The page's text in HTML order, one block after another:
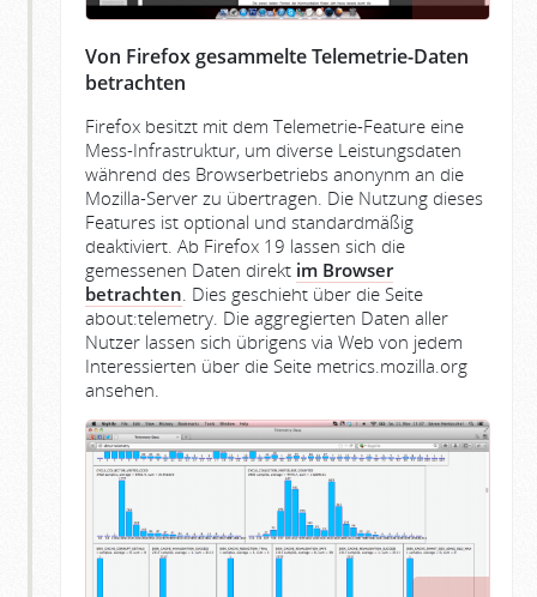
Von Firefox gesammelte Telemetrie-Daten
betrachten
Firefox besitzt mit dem Telemetrie-Feature eine
Mess-Infrastruktur, um diverse Leistungsdaten
während des Browserbetriebs anonynm an die
Mozilla-Server zu übertragen. Die Nutzung dieses
Features ist optional und standardmäßig
deaktiviert. Ab Firefox 19 lassen sich die
gemessenen Daten direkt im Browser
betrachten. Dies geschieht über die Seite
about:telemetry. Die aggregierten Daten aller
Nutzer lassen sich übrigens via Web von jedem
Interessierten über die Seite metrics.mozilla.org
ansehen.